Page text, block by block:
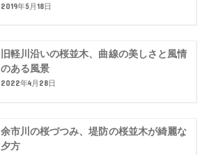
2019年5月18日
旧軽川沿いの桜並木、曲線の美しさと風情
のある風景
2022年4月28日
余市川の桜づつみ、堤防の桜並木が綺麗な
夕方